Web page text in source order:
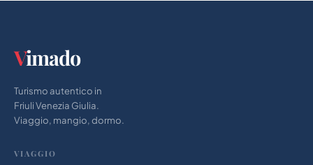
Vimado
Turismo autentico in
Friuli Venezia Giulia.
Viaggio, mangio, dormo.
VIAGGIO